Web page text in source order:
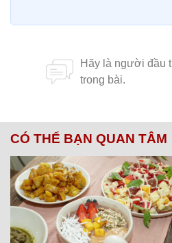
CÓ THỂ BẠN QUAN TÂM